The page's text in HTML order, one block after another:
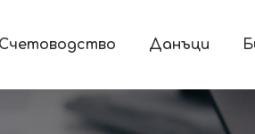
Счетоводство Данъци